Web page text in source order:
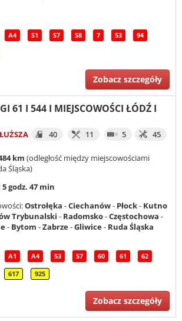
A4 S1 S7 S8 7 53 94
Zobacz szczegóły
61 I 544 I MIEJSCOWOŚCI ŁÓDŹ I
40 11 5 45
km (odległość między miejscowościami
Śląska)
5 godz. 47 min
Ostrołęka -Ciechanów- Płock- Kutno
Trybunalski - Radomsko-Częstochowa -
- Bytom -Zabrze-Gliwice- Ruda Śląska
A1 A4 53 57 60 61 62
617 925
Zobacz szczegóły